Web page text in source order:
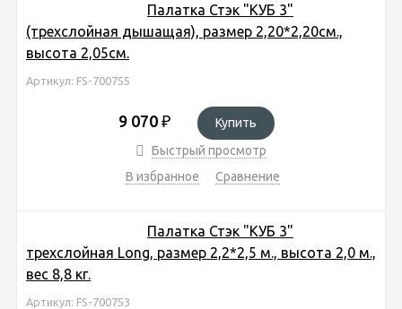
Палатка Стэк "КУБ 3"
(трехслойная дышащая), размер 2,20*2,20см.,
высота 2,05см.
Артикул: FS-700755
9 070 ₽
Купить
Быстрый просмотр
В избранное
Сравнение
Палатка Стэк "КУБ 3"
трехслойная Long, размер 2,2*2,5 м., высота 2,0 м.,
вес 8,8 кг.
Артикул: FS-700753